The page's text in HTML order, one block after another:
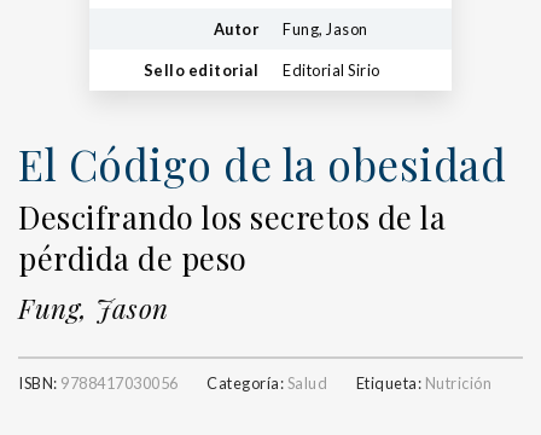
Autor Fung, Jason
Sello editorial Editorial Sirio
El Código de la obesidad
Descifrando los secretos de la
pérdida de peso
Fung, Jason
ISBN: 9788417030056 Categoría:Salud Etiqueta: Nutrición